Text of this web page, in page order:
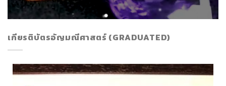
เกียรติบัตรอัญมณีศาสตร์ (GRADUATED)